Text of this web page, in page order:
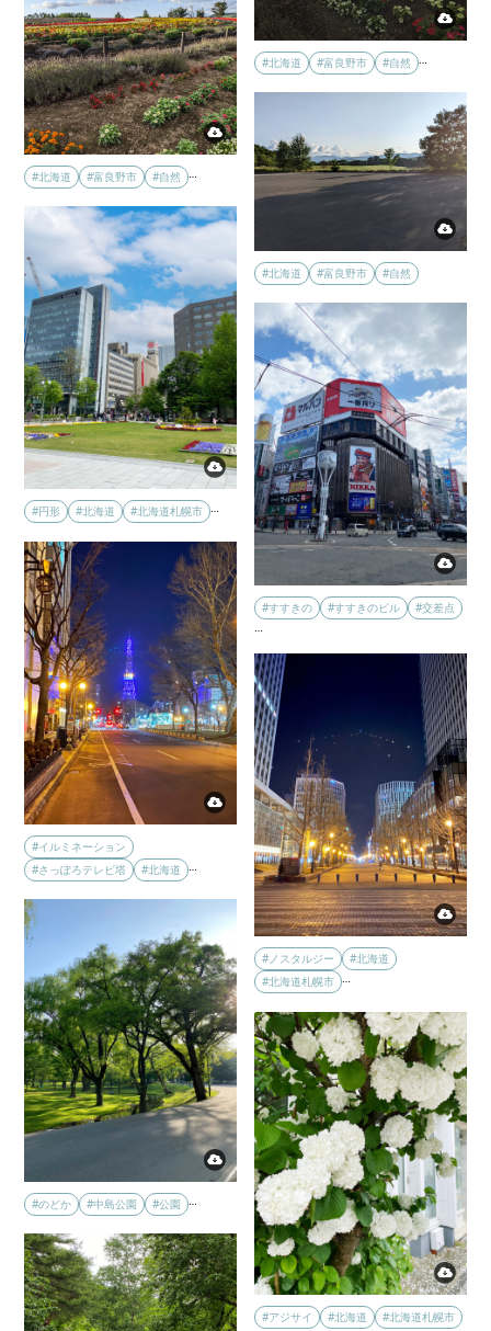
#北海道 #富良野市 #自然 …
#北海道 #富良野市 #自然 …
#北海道 #富良野市 #自然
#円形 #北海道 #北海道札幌市 …
#すすきの #すすきのビル
#交差点
…
#イルミネーション
#さっぽろテレビ塔
#北海道
#ノスタルジー
#北海道
#北海道札幌市 …
#のどか #中島公園 #公園
#アジサイ #北海道
#北海道札幌市